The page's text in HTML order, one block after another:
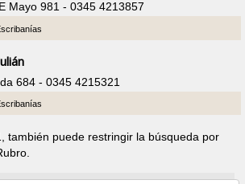
Mayo 981 - 0345 4213857
684 - 0345 4215321
también puede restringir la búsqueda por